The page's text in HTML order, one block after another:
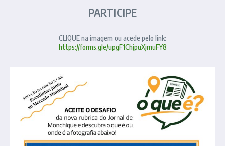
PARTICIPE
CLIQUE na imagem ou acede pelo link:
https://forms.gle/upgF1ChjpuXjmuFY8